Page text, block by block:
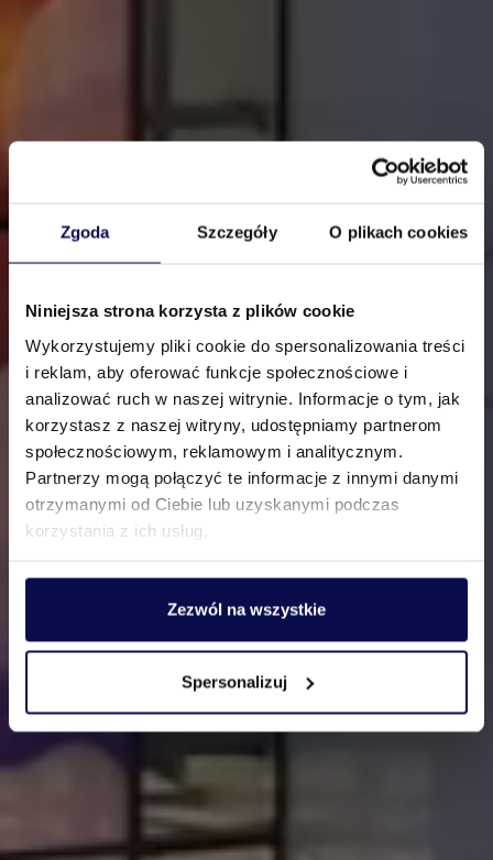
Zgoda Szczegóły O plikach cookies
Niniejsza strona korzysta z plików cookie
Wykorzystujemy pliki cookie do spersonalizowania treści
i reklam, aby oferować funkcje społecznościowe i
analizować ruch w naszej witrynie. Informacje o tym, jak
korzystasz z naszej witryny, udostępniamy partnerom
społecznościowym, reklamowym i analitycznym.
Partnerzy mogą połączyć te informacje z innymi danymi
otrzymanymi od Ciebie lub uzyskanymi podczas
korzystania z ich usług.
Zezwól na wszystkie
Spersonalizuj
Lider polskiego rynku
reklamy zewnętrznej